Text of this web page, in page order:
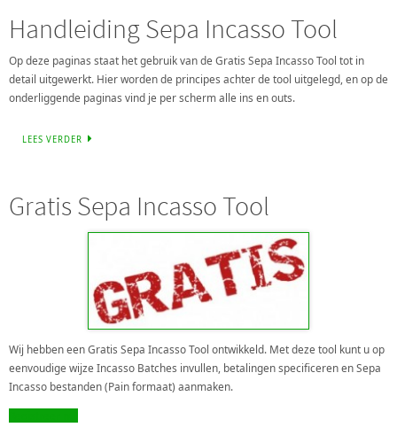
Handleiding Sepa Incasso Tool
Op deze paginas staat het gebruik van de Gratis Sepa Incasso Tool tot in
detail uitgewerkt. Hier worden de principes achter de tool uitgelegd, en op de
onderliggende paginas vind je per scherm alle ins en outs.
LEES VERDER
Gratis Sepa Incasso Tool
Wij hebben een Gratis Sepa Incasso Tool ontwikkeld. Met deze tool kunt u op
eenvoudige wijze Incasso Batches invullen, betalingen specificeren en Sepa
Incasso bestanden (Pain formaat) aanmaken.